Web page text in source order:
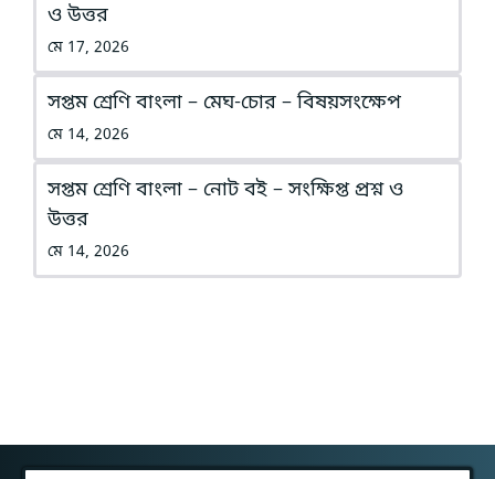
ও উত্তর
মে 17, 2026
সপ্তম শ্রেণি বাংলা – মেঘ-চোর – বিষয়সংক্ষেপ
মে 14, 2026
সপ্তম শ্রেণি বাংলা – নোট বই – সংক্ষিপ্ত প্রশ্ন ও
উত্তর
মে 14, 2026